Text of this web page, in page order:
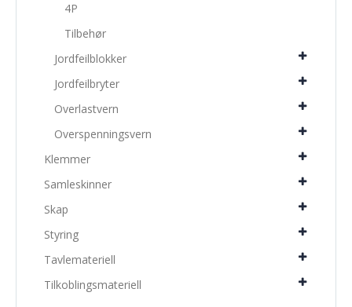
4P
Tilbehør
Jordfeilblokker
Jordfeilbryter
Overlastvern
Overspenningsvern
Klemmer
Samleskinner
Skap
Styring
Tavlemateriell
Tilkoblingsmateriell